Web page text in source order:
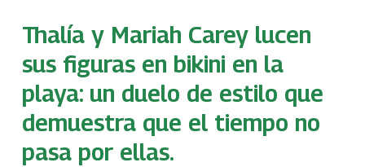
Thalía y Mariah Carey lucen
sus figuras en bikini en la
playa: un duelo de estilo que
demuestra que el tiempo no
pasa por ellas.